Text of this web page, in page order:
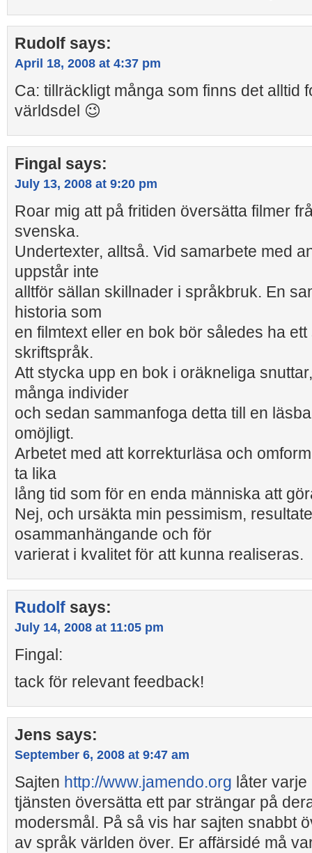
Rudolf says:
April 18, 2008 at 4:37 pm
Ca: tillräckligt många som finns det alltid
världsdel 😉
Fingal says:
July 13, 2008 at 9:20 pm
Roar mig att på fritiden översätta filmer
svenska.
Undertexter, alltså. Vid samarbete med
uppstår inte
alltför sällan skillnader i språkbruk. En
historia som
en filmtext eller en bok bör således ha
skriftspråk.
Att stycka upp en bok i oräkneliga
många individer
och sedan sammanfoga detta till en
omöjligt.
Arbetet med att korrekturläsa och
ta lika
lång tid som för en enda människa att
Nej, och ursäkta min pessimism,
osammanhängande och för
varierat i kvalitet för att kunna realiseras.
Rudolf says:
July 14, 2008 at 11:05 pm
Fingal:
tack för relevant feedback!
Jens says:
September 6, 2008 at 9:47 am
Sajten http://www.jamendo.org låter
tjänsten översätta ett par strängar på
modersmål. På så vis har sajten snabbt
av språk världen över. Er affärsidé må